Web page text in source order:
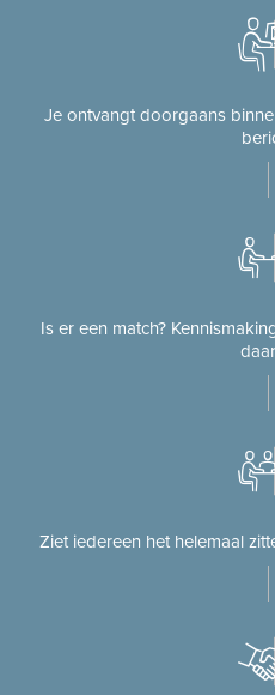
Je ontvangt doorgaans
Is er een match?
Ziet iedereen het helemaal